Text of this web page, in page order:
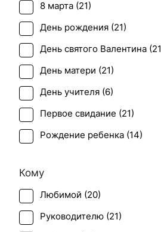
Скиммия ( 1)
Солидаго (1)
Статица (1)
Фрезия (2)
Хамелациум ( 1)
Хризантема (2)
Эустома (3 )
8 марта (21)
День рождения (21)
День святого Валентина (21
День матери (21)
День учителя (6)
Первое свидание (21)
Рождение ребенка (14)
Юбилей (
Кому
Любимой (20)
Руководителю (21)